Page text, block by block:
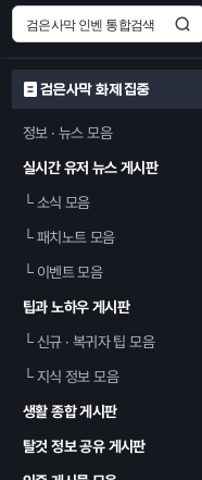
검은사막 화제 집중
정보 · 뉴스 모음
실시간 유저 뉴스 게시판
└소식 모음
└패치노트 모음
└이벤트 모음
팁과 노하우 게시판
└신규 · 복귀자 팁 모음
└지식 정보 모음
생활 종합 게시판
탈것 정보 공유 게시판